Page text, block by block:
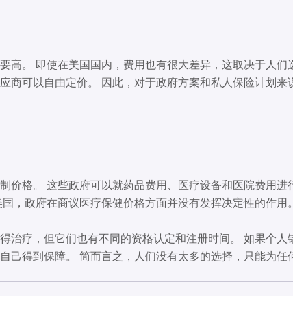
高。 即使在美国国内，费用也有很大差异，这取决于人们
商可以自由定价。 因此，对于政府方案和私人保险计划来
价格。 这些政府可以就药品费用、医疗设备和医院费用进
，政府在商议医疗保健价格方面并没有发挥决定性的作用。
治疗，但它们也有不同的资格认定和注册时间。 如果个人
己得到保障。 简而言之，人们没有太多的选择，只能为任